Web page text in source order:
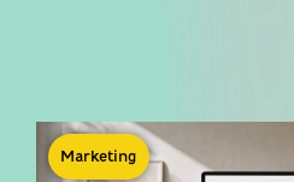
Marketing